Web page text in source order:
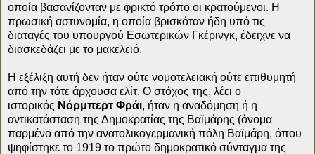
οποία βασανίζονταν με φρικτό τρόπο οι κρατούμενοι. Η
πρωσική αστυνομία, η οποία βρισκόταν ήδη υπό τις
διαταγές του υπουργού Εσωτερικών Γκέρινγκ, έδειχνε να
διασκεδάζει με το μακελειό.
Η εξέλιξη αυτή δεν ήταν ούτε νομοτελειακή ούτε επιθυμητή
από την τότε άρχουσα ελίτ. Ο στόχος της, λέει ο
ιστορικός Νόρμπερτ Φράι, ήταν η αναδόμηση ή η
αντικατάσταση της Δημοκρατίας της Βαϊμάρης (όνομα
παρμένο από την ανατολικογερμανική πόλη Βαϊμάρη, όπου
ψηφίστηκε το 1919 το πρώτο δημοκρατικό σύνταγμα της